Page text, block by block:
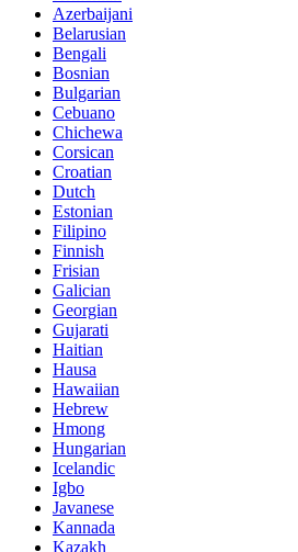
Azerbaijani
Belarusian
Bengali
Bosnian
Bulgarian
Cebuano
Chichewa
Corsican
Croatian
Dutch
Estonian
Filipino
Finnish
Frisian
Galician
Georgian
Gujarati
Haitian
Hausa
Hawaiian
Hebrew
Hmong
Hungarian
Icelandic
Igbo
Javanese
Kannada
Kazakh